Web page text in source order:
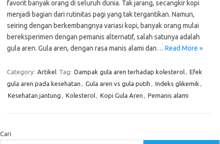
favorit banyak orang di seluruh dunia. Tak jarang, secangkir kopi
menjadi bagian dari rutinitas pagi yang tak tergantikan. Namun,
seiring dengan berkembangnya variasi kopi, banyak orang mulai
bereksperimen dengan pemanis alternatif, salah satunya adalah
gula aren. Gula aren, dengan rasa manis alami dan… Read More »
Category: Artikel Tag: Dampak gula aren terhadap kolesterol, Efek
gula aren pada kesehatan , Gula aren vs gula putih , Indeks glikemik ,
Kesehatan jantung , Kolesterol, Kopi Gula Aren , Pemanis alami
Cari